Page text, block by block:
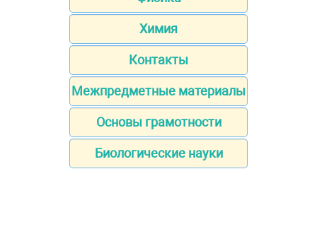
Химия
Контакты
Межпредметные материалы
Основы грамотности
Биологические науки